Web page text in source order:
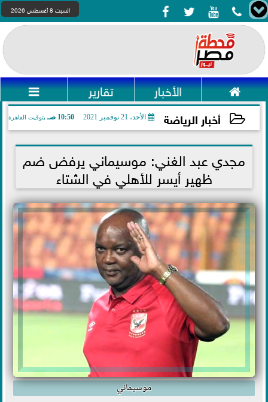
    السبت 8 أغسطس 2026
 الأخبار تقارير 
أخبار الرياضة الأحد، 21 نوفمبر 2021 10:50 صـ بتوقيت القاهرة
2021-11-21 10:50:48
مجدي عبد الغني: موسيماني يرفض ضم
ظهير أيسر للأهلي في الشتاء
موسيماني